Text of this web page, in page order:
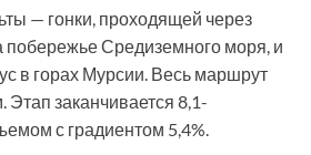
— гонки, проходящей через
побережье Средиземного моря, и
в горах Мурсии. Весь маршрут
Этап заканчивается 8,1-
с градиентом 5,4%.